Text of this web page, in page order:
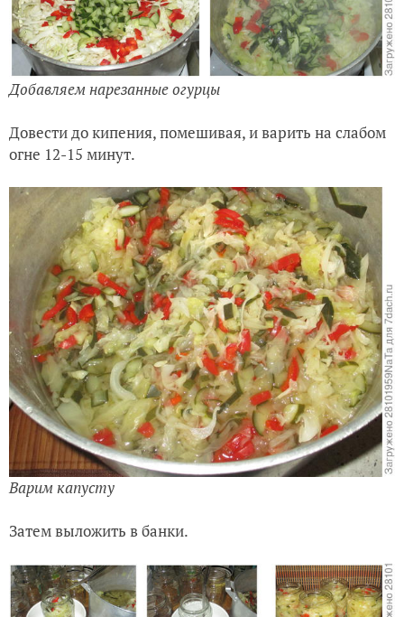
Добавляем нарезанные огурцы
Довести до кипения, помешивая, и варить на слабом
огне 12-15 минут.
Варим капусту
Затем выложить в банки.